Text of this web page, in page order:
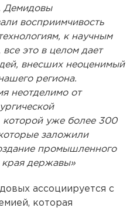
Демидовы
восприимчивость
к научным
это в целом дает
внесших неоценимый
региона.
неотделимо от
уже более 300
заложили
промышленного
края державы»
ассоциируется с
которая